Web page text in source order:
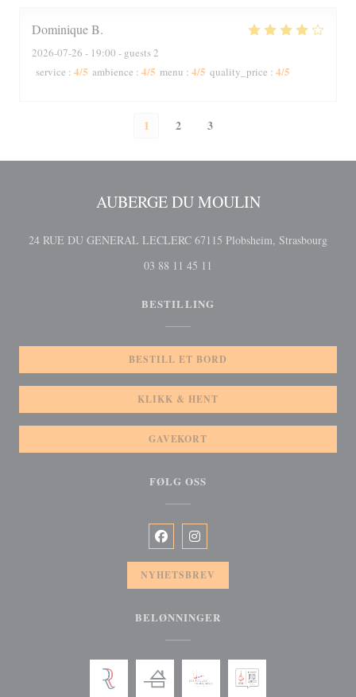
DominiqueB
2026-07-26 - 19:00 - guests 2
service : 4/5 ambience : 4/5 menu : 4/5 quality_price : 4/5
1 2 3
AUBERGE DU MOULIN
24 RUE DU GENERAL LECLERC 67115 Plobsheim, Strasbourg
03 88 11 45 11
BESTILLING
BESTILL ET BORD
KLIKK & HENT
GAVEKORT
FØLG OSS
Facebook ((åpner i et nytt vindu))
Instagram ((åpner i et nytt
NYHETSBREV
BELØNNINGER